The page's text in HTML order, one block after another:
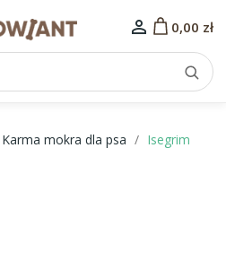
 0,00 zł
Karma mokra dla psa Isegrim